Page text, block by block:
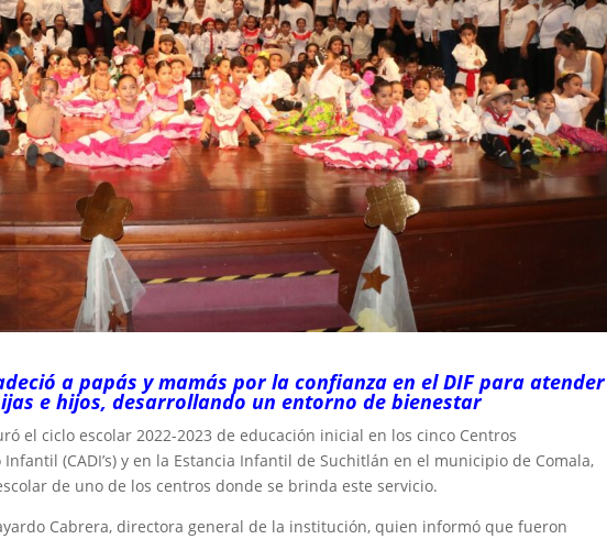
a papás y mamás por la confianza en el DIF para atender
e hijos, desarrollando un entorno de bienestar
el ciclo escolar 2022-2023 de educación inicial en los cinco Centros
(CADI’s) y en la Estancia Infantil de Suchitlán en el municipio de Comala,
de uno de los centros donde se brinda este servicio.
Cabrera, directora general de la institución, quien informó que fueron